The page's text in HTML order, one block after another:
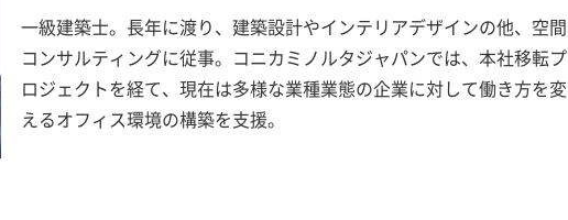
一級建築士。長年に渡り、建築設計やインテリアデザインの他、空間
コンサルティングに従事。コニカミノルタジャパンでは、本社移転プ
ロジェクトを経て、現在は多様な業種業態の企業に対して働き方を変
えるオフィス環境の構築を支援。